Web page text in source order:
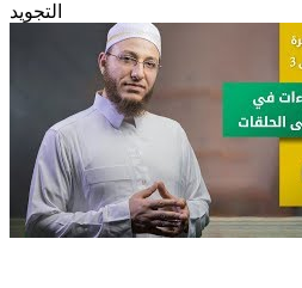
التجويد